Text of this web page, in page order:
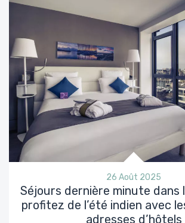
26 Août 2025
Séjours dernière minute dans
profitez de l’été indien avec
adresses d’hôtels